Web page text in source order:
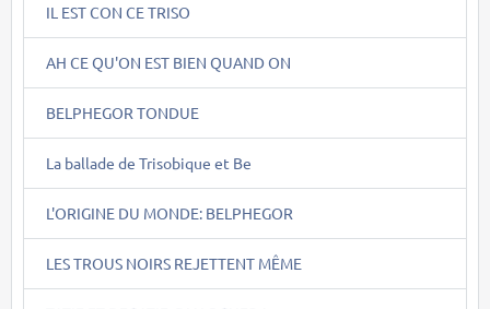
IL EST CON CE TRISO
AH CE QU'ON EST BIEN QUAND ON
BELPHEGOR TONDUE
La ballade de Trisobique et Be
L'ORIGINE DU MONDE: BELPHEGOR
LES TROUS NOIRS REJETTENT MÊME